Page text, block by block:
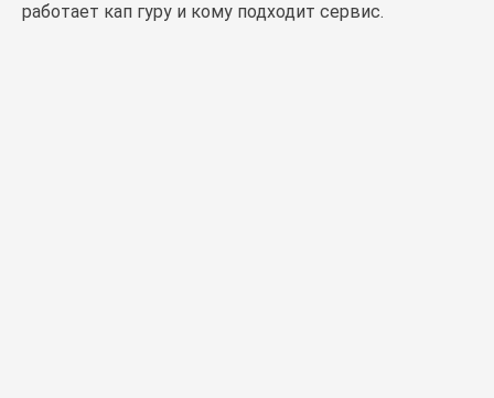
работает кап гуру и кому подходит сервис.